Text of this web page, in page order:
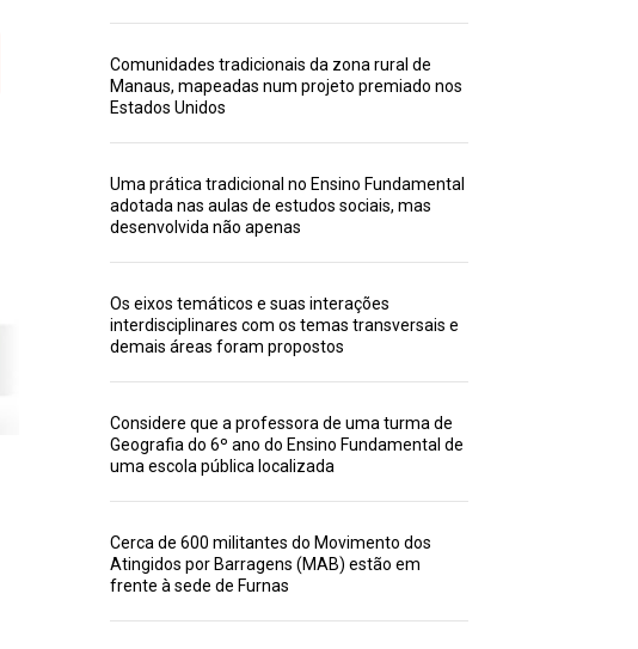
Comunidades tradicionais da zona rural de
Manaus, mapeadas num projeto premiado nos
Estados Unidos
Uma prática tradicional no Ensino Fundamental
adotada nas aulas de estudos sociais, mas
desenvolvida não apenas
Os eixos temáticos e suas interações
interdisciplinares com os temas transversais e
demais áreas foram propostos
Considere que a professora de uma turma de
Geografia do 6º ano do Ensino Fundamental de
uma escola pública localizada
Cerca de 600 militantes do Movimento dos
Atingidos por Barragens (MAB) estão em
frente à sede de Furnas